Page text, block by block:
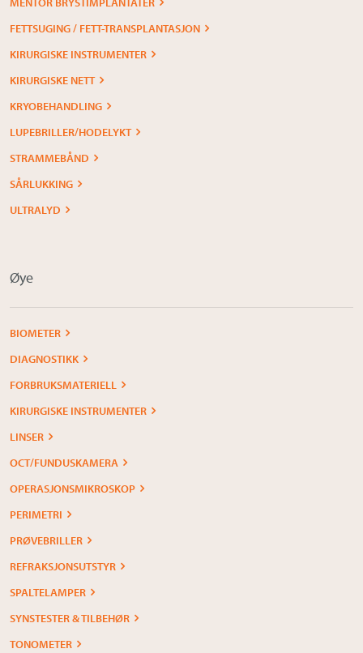
FETTSUGING / FETT-TRANSPLANTASJON
KIRURGISKE INSTRUMENTER
KIRURGISKE NETT
KRYOBEHANDLING
LUPEBRILLER/HODELYKT
STRAMMEBÅND
SÅRLUKKING
ULTRALYD
Øye
BIOMETER
DIAGNOSTIKK
FORBRUKSMATERIELL
KIRURGISKE INSTRUMENTER
LINSER
OCT/FUNDUSKAMERA
OPERASJONSMIKROSKOP
PERIMETRI
PRØVEBRILLER
REFRAKSJONSUTSTYR
SPALTELAMPER
SYNSTESTER & TILBEHØR
TONOMETER